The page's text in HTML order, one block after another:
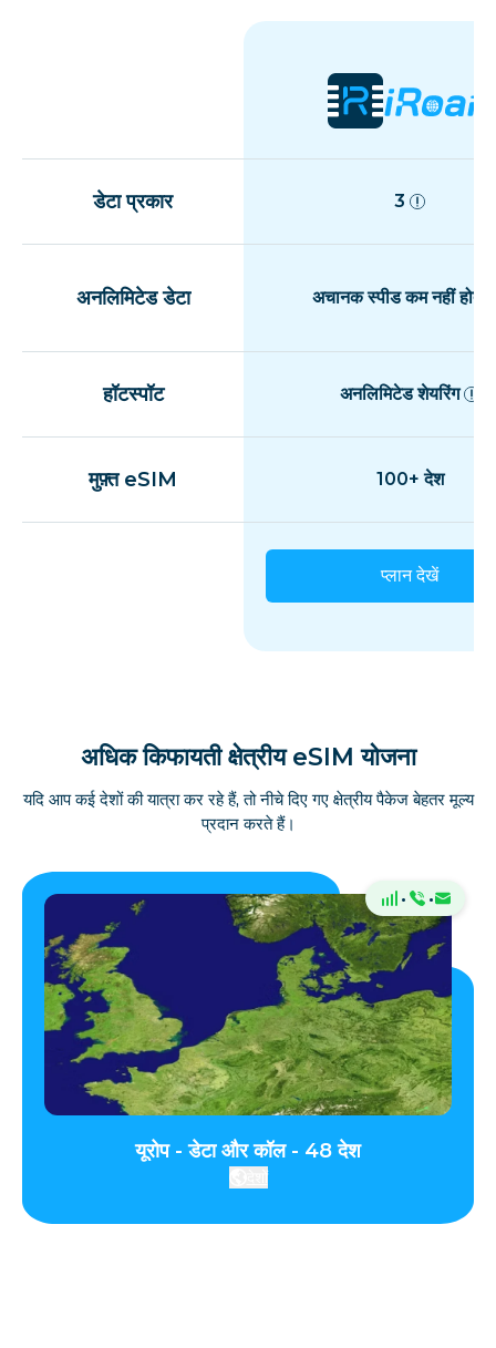
डेटा प्रकार 3
अनलिमिटेड डेटा अचानक स्पीड कम नहीं होती
हॉटस्पॉट अनलिमिटेड शेयरिंग
मुफ़्त eSIM 100+ देश
प्लान देखें
अधिक किफायती क्षेत्रीय eSIM योजना
यदि आप कई देशों की यात्रा कर रहे हैं, तो नीचे दिए गए क्षेत्रीय पैकेज बेहतर मूल्य
प्रदान करते हैं।
· ·
यूरोप - डेटा और कॉल - 48 देश